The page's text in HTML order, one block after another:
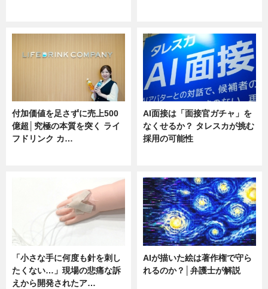
付加価値を足さずに売上500
億超│究極の本質を突く ライ
フドリンク カ…
AI面接は「面接官ガチャ」を
なくせるか？ タレスカが挑む
採用の可能性
「小さな手に何度も針を刺し
たくない…」現場の悲痛な訴
えから開発されたア…
AIが描いた絵は著作権で守ら
れるのか？│弁護士が解説